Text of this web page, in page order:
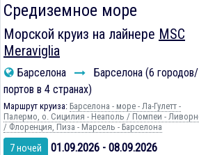
Средиземное море
Морской круиз на лайнере MSC
Meraviglia
Барселона
Барселона (6 городов/
портов в 4 странах)
Маршрут круиза: Барселона - море - Ла-Гулетт -
Палермо, о. Сицилия - Неаполь / Помпеи -
/ Флоренция, Пиза - Марсель - Барселона
7 ночей 01.09.2026 - 08.09.2026